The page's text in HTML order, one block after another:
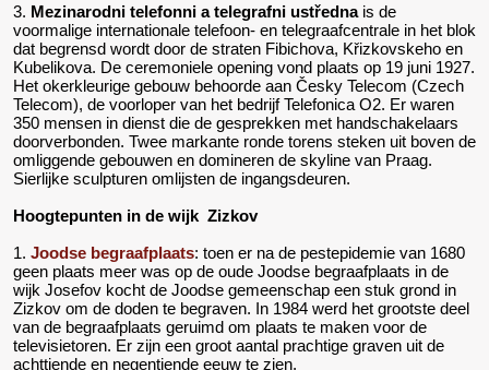
3. Mezinarodni telefonni a telegrafni ustřednais de
voormalige internationale telefoon- en telegraafcentrale in het blok
dat begrensd wordt door de straten Fibichova, Křizkovskeho en
Kubelikova. De ceremoniele opening vond plaats op 19 juni 1927.
Het okerkleurige gebouw behoorde aan Česky Telecom (Czech
Telecom), de voorloper van het bedrijf Telefonica O2. Er waren
350 mensen in dienst die de gesprekken met handschakelaars
doorverbonden. Twee markante ronde torens steken uit boven de
omliggende gebouwen en domineren de skyline van Praag.
Sierlijke sculpturen omlijsten de ingangsdeuren.
Hoogtepunten in de wijk Zizkov
1. Joodse begraafplaats: toen er na de pestepidemie van 1680
geen plaats meer was op de oude Joodse begraafplaats in de
wijk Josefov kocht de Joodse gemeenschap een stuk grond in
Zizkov om de doden te begraven. In 1984 werd het grootste deel
van de begraafplaats geruimd om plaats te maken voor de
televisietoren. Er zijn een groot aantal prachtige graven uit de
achttiende en negentiende eeuw te zien.